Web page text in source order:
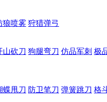
狼喷雾 狩猎弹弓
山砍刀 狗腿弯刀 仿品军刺 极
蝶甩刀 防卫笔刀 弹簧跳刀 格